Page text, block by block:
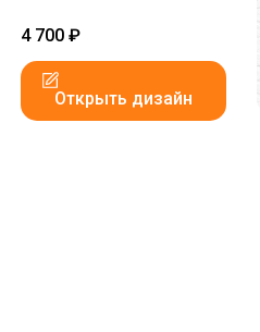
4 700 ₽
Открыть дизайн